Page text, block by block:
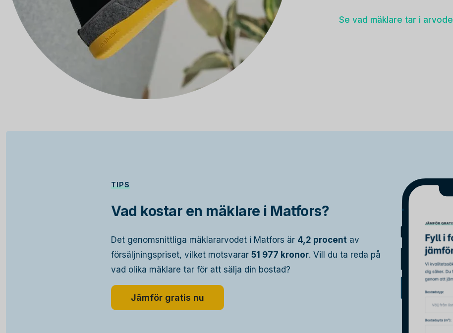
Se vad mäklare tar i arvode
TIPS
Vad kostar en mäklare i Matfors?
Det genomsnittliga mäklararvodet i Matfors är 4,2 procent av
försäljningspriset, vilket motsvarar 51 977 kronor. Vill du ta reda på
vad olika mäklare tar för att sälja din bostad?
Jämför gratis nu